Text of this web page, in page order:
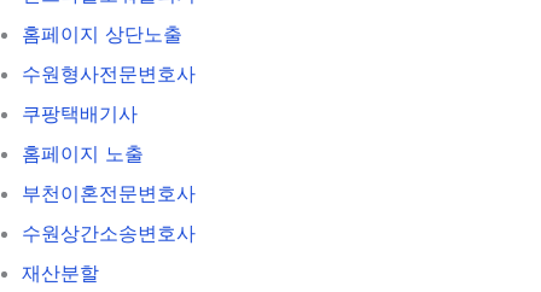
홈페이지 상단노출
수원형사전문변호사
쿠팡택배기사
홈페이지 노출
부천이혼전문변호사
수원상간소송변호사
재산분할